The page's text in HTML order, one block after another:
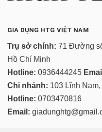
GIA DỤNG HTG VIỆT NAM
Trụ sở chính: 71 Đường
Hồ Chí Minh
Hotline: 0936444245
Chi nhánh: 103 Lĩnh
Hotline: 0703470816
Email: